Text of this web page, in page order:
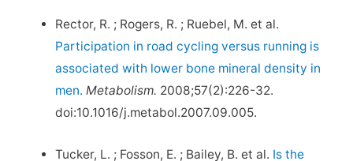
Rector, R. ; Rogers, R. ; Ruebel, M. et al.
Participation in road cycling versus running is
associated with lower bone mineral density in
men. Metabolism. 2008;57(2):226-32.
doi:10.1016/j.metabol.2007.09.005.
Tucker, L. ; Fosson, E. ; Bailey, B. et al. Is the